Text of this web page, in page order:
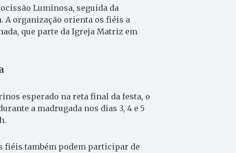
Luminosa, seguida da
A organização orienta os fiéis a
que parte da Igreja Matriz em
esperado na reta final da festa, o
a madrugada nos dias 3, 4 e 5
fiéis também podem participar de